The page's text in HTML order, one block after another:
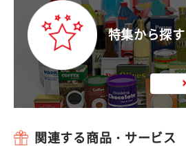
特集から探す
関連する商品・サービス